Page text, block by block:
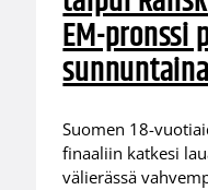
EM-pronssi
Suomen 18-
finaaliin katkesi
välierässä